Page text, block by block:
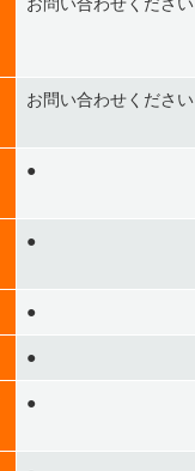
お問い合わせください
●
●
●
●
●